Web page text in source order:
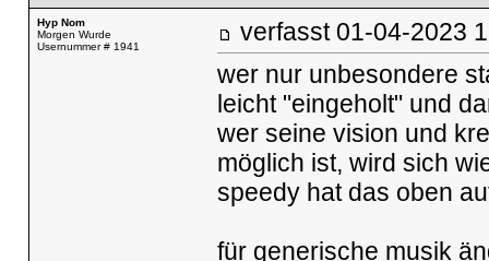
Hyp Nom
Morgen Wurde
Usernummer # 1941
verfasst 01-04-
wer nur unbesondere
leicht "eingeholt" und
wer seine vision und
möglich ist, wird sich
speedy hat das oben
für generische musik